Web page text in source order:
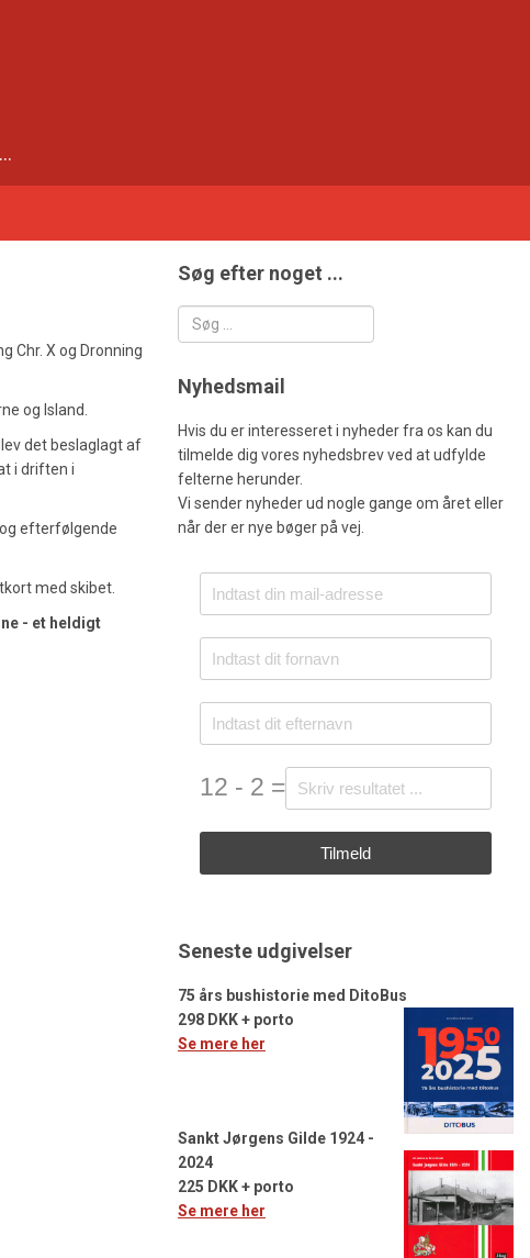
Chr. X og Dronning
og Island.
det beslaglagt af
i driften i
efterfølgende
med skibet.
- et heldigt
Søg efter noget ...
Søg
Nyhedsmail
Hvis du er interesseret i nyheder fra os kan du
tilmelde dig vores nyhedsbrev ved at udfylde
felterne herunder.
Vi sender nyheder ud nogle gange om året eller
når der er nye bøger på vej.
12 - 2 =
Tilmeld
Seneste udgivelser
75 års bushistorie med DitoBus
298 DKK + porto
Se mere her
Sankt Jørgens Gilde 1924 -
2024
225 DKK + porto
Se mere her